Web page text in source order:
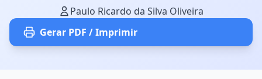
Paulo Ricardo da Silva Oliveira
Gerar PDF / Imprimir